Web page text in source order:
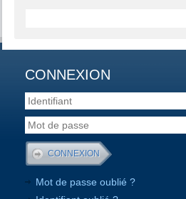
CONNEXION
Mot de passe oublié ?